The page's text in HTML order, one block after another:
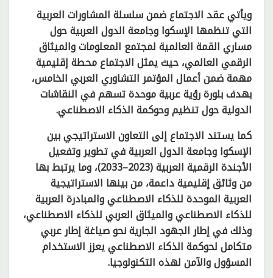
ويأتي عقد الاجتماع ضمن سلسلة المشاورات العربية
التي تنظمها الإسكوا وجامعة الدول العربية حول
مساري القمة العالمية لمجتمع المعلومات والميثاق
الرقمي العالمي، حيث يمثل الاجتماع محطة إقليمية
مهمة ضمن أعمال المؤتمر التشاوري العربي الخامس،
بهدف بلورة رؤية عربية موحدة تسهم في النقاشات
الدولية حول تنظيم وحوكمة الذكاء الاصطناعي.
كما يستند الاجتماع إلى التعاون الاستراتيجي بين
الإسكوا وجامعة الدول العربية في تطوير وتفعيل
الأجندة الرقمية العربية (2023–2033)، وما يرتبط بها
من وثائق إقليمية داعمة، من بينها الاستراتيجية
العربية الموحدة للذكاء الاصطناعي والمبادرة العربية
للذكاء الاصطناعي والميثاق العربي للذكاء الاصطناعي،
وذلك في إطار الجهود الجارية نحو صياغة إطار عربي
متكامل لحوكمة الذكاء الاصطناعي يعزز الاستخدام
المسؤول والآمن لهذه التكنولوجيا.